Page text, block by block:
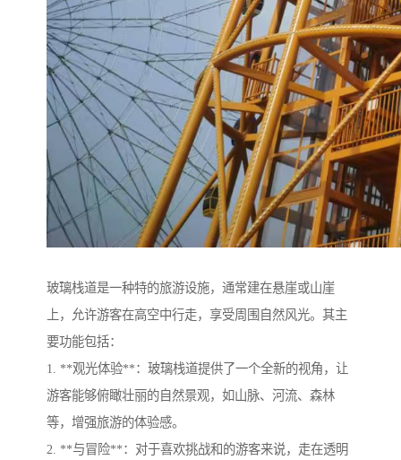
玻璃栈道是一种特的旅游设施，通常建在悬崖或山崖
上，允许游客在高空中行走，享受周围自然风光。其主
要功能包括：
1. **观光体验**：玻璃栈道提供了一个全新的视角，让
游客能够俯瞰壮丽的自然景观，如山脉、河流、森林
等，增强旅游的体验感。
2. **与冒险**：对于喜欢挑战和的游客来说，走在透明